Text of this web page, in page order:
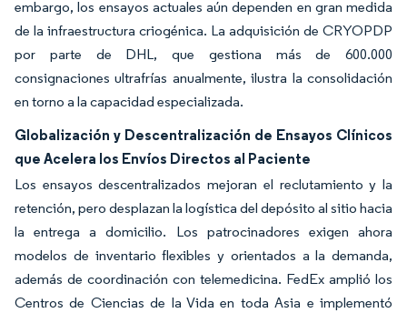
embargo, los ensayos actuales aún dependen en gran medida
de la infraestructura criogénica. La adquisición de CRYOPDP
por parte de DHL, que gestiona más de 600.000
consignaciones ultrafrías anualmente, ilustra la consolidación
en torno a la capacidad especializada.
Globalización y Descentralización de Ensayos Clínicos
que Acelera los Envíos Directos al Paciente
Los ensayos descentralizados mejoran el reclutamiento y la
retención, pero desplazan la logística del depósito al sitio hacia
la entrega a domicilio. Los patrocinadores exigen ahora
modelos de inventario flexibles y orientados a la demanda,
además de coordinación con telemedicina. FedEx amplió los
Centros de Ciencias de la Vida en toda Asia e implementó